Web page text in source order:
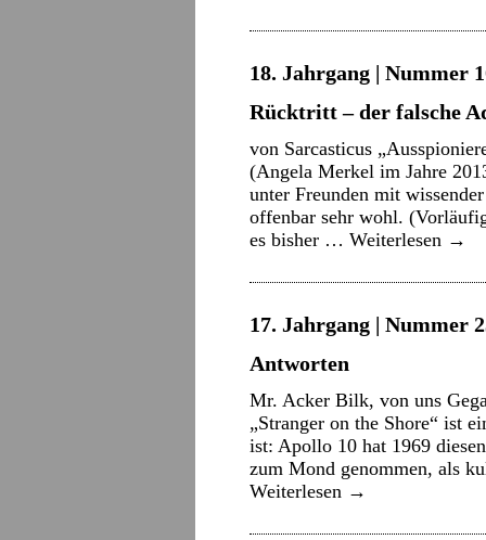
18. Jahrgang | Nummer
Rücktritt – der falsche
von Sarcasticus
(Angela Merkel im Jahre
unter Freunden mit
offenbar sehr wohl.
es bisher … Weiterlesen →
17. Jahrgang | Nummer
Antworten
Mr. Acker Bilk, von uns
„Stranger on the Shore“ ist
ist: Apollo 10 hat 1969
zum Mond genommen, als
Weiterlesen →